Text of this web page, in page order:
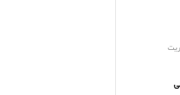
مدیریت